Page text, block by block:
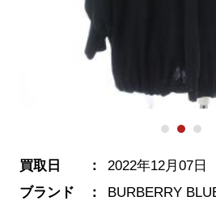
買取日
2022年12月07日
ブランド
BURBERRY